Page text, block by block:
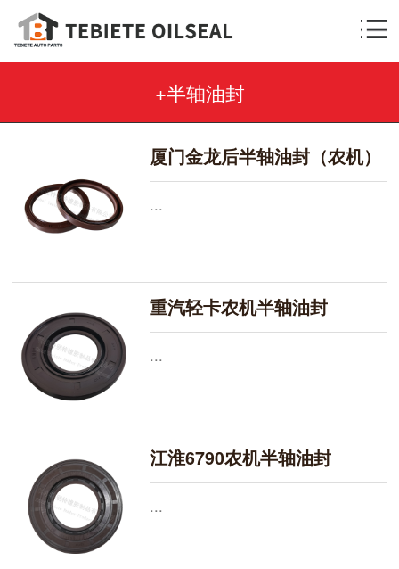
+半轴油封
厦门金龙后半轴油封（农机）
...
重汽轻卡农机半轴油封
...
江淮6790农机半轴油封
...